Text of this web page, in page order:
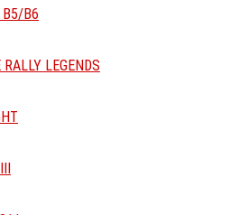
B5/B6
LEGENDS